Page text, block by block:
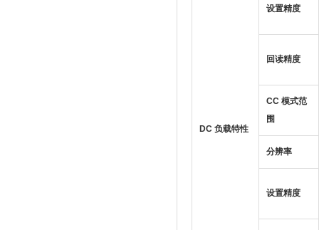
DC 负载特性
设置精度
回读精度
CC 模式范
围
分辨率
设置精度